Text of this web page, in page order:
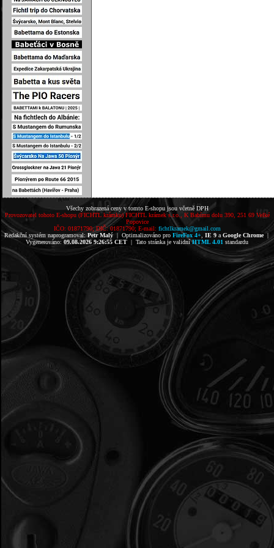
Všechy zobrazená ceny v tomto E-shopu jsou včetně DPH
Provozovatel tohoto E-shopu (FICHTL krámku) FICHTL krámek s.r.o., K Babímu dolu 390, 251 69 Velké
Popovice
IČO: 01871790; DIČ: 01871790; E-mail: fichtlkramek@gmail.com
Redakční systém naprogramoval:Petr Malý| Optimalizováno pro FireFox 4+, IE 9a Google Chrome|
Vygenerováno: 09.08.2026 9:26:55 CET | Tato stránka je validníHTML 4.01 standardu